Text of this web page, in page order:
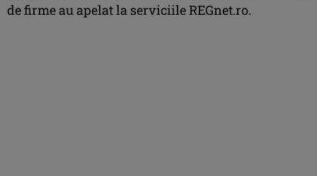
de firme au apelat la serviciile REGnet.ro.